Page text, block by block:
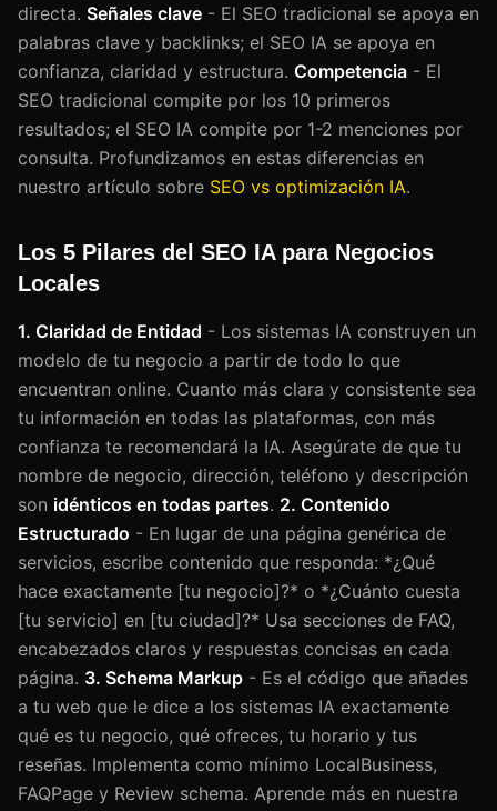
directa. Señales clave - El SEO tradicional se apoya en
palabras clave y backlinks; el SEO IA se apoya en
confianza, claridad y estructura. Competencia - El
SEO tradicional compite por los 10 primeros
resultados; el SEO IA compite por 1-2 menciones por
consulta. Profundizamos en estas diferencias en
nuestro artículo sobre SEO vs optimización IA.
Los 5 Pilares del SEO IA para Negocios
Locales
1. Claridad de Entidad - Los sistemas IA construyen un
modelo de tu negocio a partir de todo lo que
encuentran online. Cuanto más clara y consistente sea
tu información en todas las plataformas, con más
confianza te recomendará la IA. Asegúrate de que tu
nombre de negocio, dirección, teléfono y descripción
son idénticos en todas partes. 2. Contenido
Estructurado - En lugar de una página genérica de
servicios, escribe contenido que responda: *¿Qué
hace exactamente [tu negocio]?* o *¿Cuánto cuesta
[tu servicio] en [tu ciudad]?* Usa secciones de FAQ,
encabezados claros y respuestas concisas en cada
página. 3. Schema Markup - Es el código que añades
a tu web que le dice a los sistemas IA exactamente
qué es tu negocio, qué ofreces, tu horario y tus
reseñas. Implementa como mínimo LocalBusiness,
FAQPage y Review schema. Aprende más en nuestra